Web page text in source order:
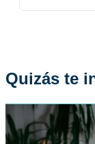
Quizás te